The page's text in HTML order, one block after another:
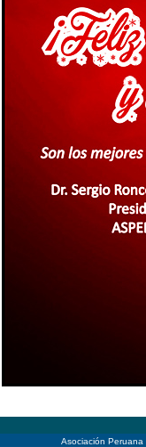
Asociación Peruana